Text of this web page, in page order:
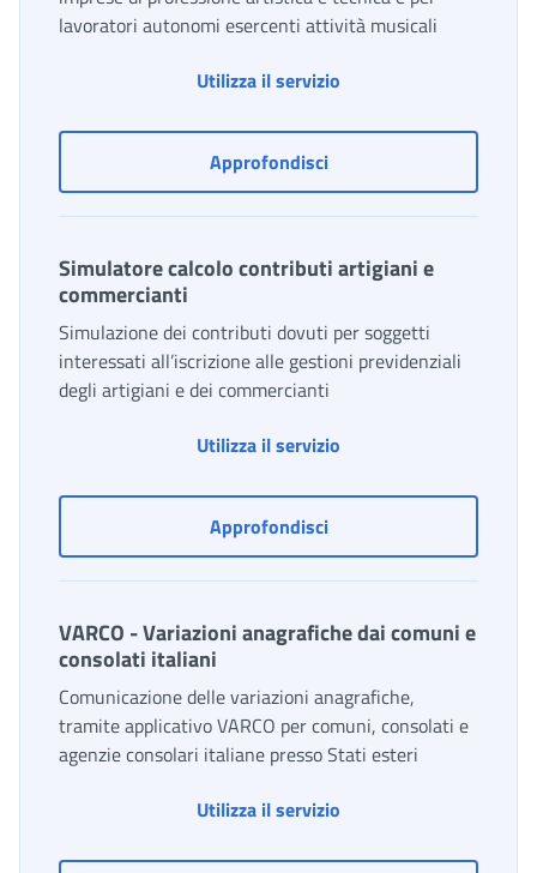
lavoratori autonomi esercenti attività musicali
Utilizza il servizio
ApprofondisciRichiesta di agibilità
Simulatore calcolo contributi artigiani e
commercianti
Simulazione dei contributi dovuti per soggetti
interessati all’iscrizione alle gestioni previdenziali
degli artigiani e dei commercianti
Utilizza il servizio
ApprofondisciSimulatore calcolo
VARCO - Variazioni anagrafiche dai comuni e
consolati italiani
Comunicazione delle variazioni anagrafiche,
tramite applicativo VARCO per comuni, consolati e
agenzie consolari italiane presso Stati esteri
Utilizza il servizio